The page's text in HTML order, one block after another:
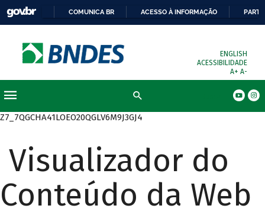
COMUNICA BR ACESSO À INFORMAÇÃO
ENGLISH
ACESSIBILIDADE
A+ A-
Z7_7QGCHA41LOEO20QGLV6M9J3GJ4
Visualizador do
Conteúdo da Web